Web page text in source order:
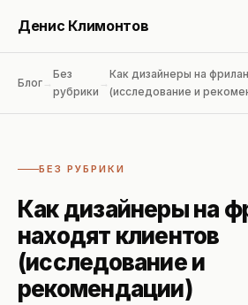
Денис Климонтов
Блог
Консалтинг
Аудит
Блог →
Без
рубрики
→
Как дизайнеры на
(исследование и
БЕЗ РУБРИКИ
Как дизайнеры на
находят клиентов
(исследование и
рекомендации)